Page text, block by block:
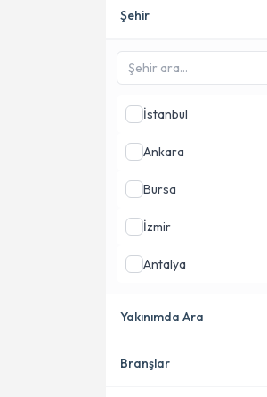
Online danışmanlık sunan
Şehir
İstanbul
Ankara
Bursa
İzmir
Antalya
Yakınımda Ara
Konumuma yakın uzmanları
Branşlar